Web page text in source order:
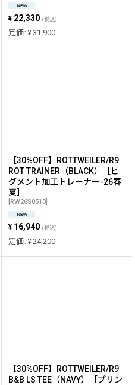
¥ 22,330 (税込)
定価: ¥ 31,900
【30%OFF】ROTTWEILER/R9
ROT TRAINER（BLACK）［ピ
グメント加工トレーナー-26春
夏］
[RW26S0513]
¥ 16,940 (税込)
定価: ¥ 24,200
【30%OFF】ROTTWEILER/R9
B&B LS TEE（NAVY）［プリン